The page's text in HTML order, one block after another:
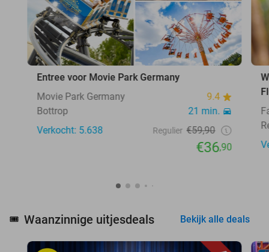
Entree voor Movie Park Germany
Movie Park Germany
9.4
Bottrop
21 min.
Verkocht: 5.638
Regulier €59,90
€36,90
🎟️ Waanzinnige uitjesdeals Bekijk alle deals